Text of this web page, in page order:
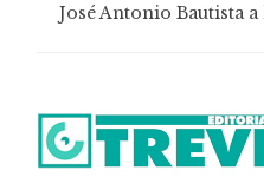
José Antonio Bautista